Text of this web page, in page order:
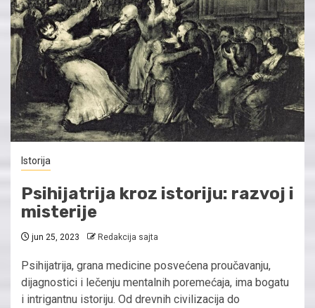
Istorija
Psihijatrija kroz istoriju: razvoj i
misterije
jun 25, 2023 Redakcija sajta
Psihijatrija, grana medicine posvećena proučavanju,
dijagnostici i lečenju mentalnih poremećaja, ima bogatu
i intrigantnu istoriju. Od drevnih civilizacija do